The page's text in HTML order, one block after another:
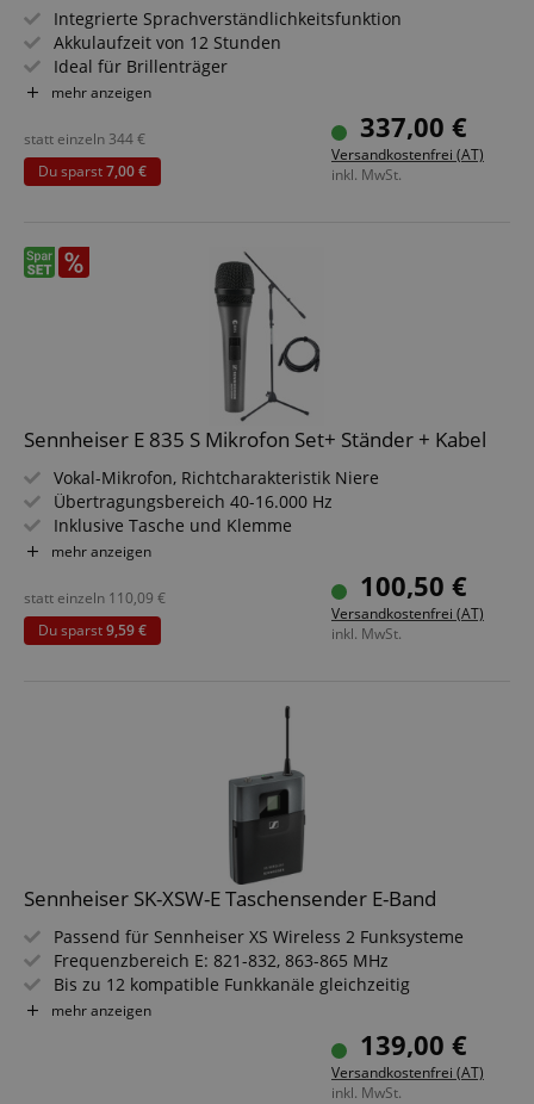
Integrierte Sprachverständlichkeitsfunktion
Akkulaufzeit von 12 Stunden
Ideal für Brillenträger
Analoger und digitaler Anschluss
Sparset inklusive Sennheiser RR 5200 In Ear TV
Funkkopfhörer
mehr anzeigen
337,00 €
Versandkostenfrei (AT)
inkl. MwSt.
statt einzeln 344€
Du sparst7,00 €
Sennheiser E 835 S Mikrofon Set+ Ständer + Kabel
Vokal-Mikrofon, Richtcharakteristik Niere
Übertragungsbereich 40-16.000 Hz
Inklusive Tasche und Klemme
Im Set mit Stativ und 5m XLR-Kabel
mehr anzeigen
100,50 €
Versandkostenfrei (AT)
inkl. MwSt.
statt einzeln 110,09 €
Du sparst9,59 €
Sennheiser SK-XSW-E Taschensender E-Band
Passend für Sennheiser XS Wireless 2 Funksysteme
Frequenzbereich E: 821-832, 863-865 MHz
Bis zu 12 kompatible Funkkanäle gleichzeitig
Schraubbarer 3,5 mm Stereo-Klinkenanschluss
Bis zu 10 Stunden Laufzeit mit zwei AA-Batterien
Robustes ABS-Gehäuse für Bühne und Präsentation
mehr anzeigen
139,00 €
Versandkostenfrei (AT)
inkl. MwSt.